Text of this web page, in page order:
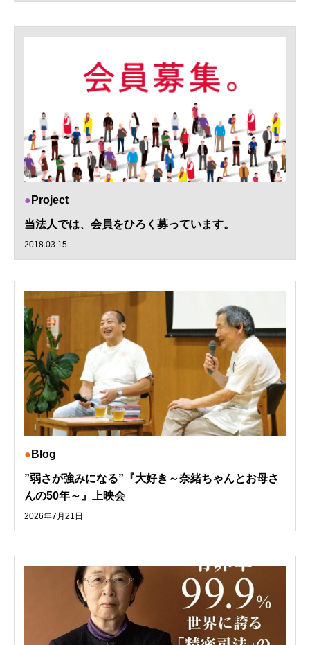
Project
当法人では、会員をひろく募っています。
2018.03.15
Blog
”弱さが強みになる”『大好き～奈緒ちゃんとお母さ
んの50年～』上映会
2026年7月21日